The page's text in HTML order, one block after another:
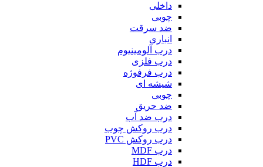
داخلی
چوبی
ضد سرقت
انباری
درب آلومینیوم
درب فلزی
درب فرفوژه
شیشه ای
چوبی
ضد حریق
درب ضد آب
درب روکش چوب
درب روکش PVC
درب MDF
درب HDF